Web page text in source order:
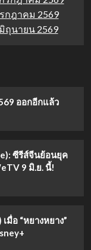
กฎาคม 2569
ถุนายน 2569
ออกอีกแล้ว
ซีรีส์จีนย้อนยุค
9 มิ.ย. นี้!
มื่อ “หยางหยาง”